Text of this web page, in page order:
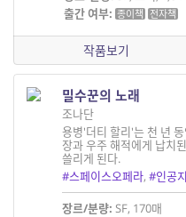
출간 여부: 종이책 전자책
작품보기
밀수꾼의 노래
조나단
용병'더티 할리'는 천 년
장과 우주 해적에게 납치
쓸리게 된다.
#스페이스오페라,#인공
장르/분량: SF, 170매